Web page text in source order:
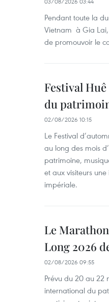
Pendant toute la
Vietnam à Gia Lai,
de promouvoir le
Festival
du
02/08/2026 10:15
Le Festival
au long des mois
patrimoine,
et aux visiteurs
impériale.
Le
Long 2026
02/08/2026 09:55
Prévu du 20 au
international du